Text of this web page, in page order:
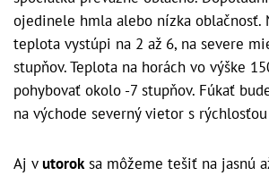
ojedinele hmla alebo nízka oblačnosť.
teplota vystúpi na 2 až 6, na severe
stupňov. Teplota na horách vo výške
pohybovať okolo -7 stupňov. Fúkať
na východe severný vietor s
Aj vutoroksa môžeme tešiť na jasnú